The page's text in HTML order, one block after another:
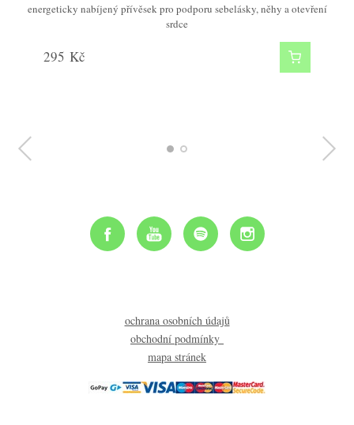
energeticky nabíjený přívěsek pro podporu sebelásky, něhy a otevření
srdce
295 Kč
energeticky nabíjený přívěsek pro podporu sebelásky, něhy a otevření
srdce
295 Kč
ochrana osobních údajů
obchodní podmínky
mapa stránek